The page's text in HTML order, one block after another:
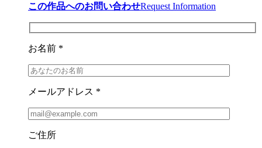
この作品へのお問い合わせRequest Information
お名前 *
メールアドレス *
ご住所